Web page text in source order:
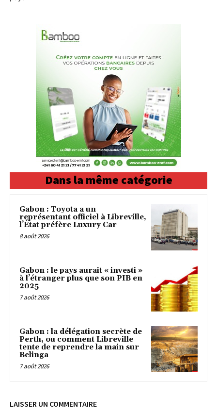
Dans la même catégorie
Gabon : Toyota a un
représentant officiel à Libreville,
l’État préfère Luxury Car
8 août 2026
Gabon : le pays aurait « investi »
à l’étranger plus que son PIB en
2025
7 août 2026
Gabon : la délégation secrète de
Perth, ou comment Libreville
tente de reprendre la main sur
Belinga
7 août 2026
LAISSER UN COMMENTAIRE